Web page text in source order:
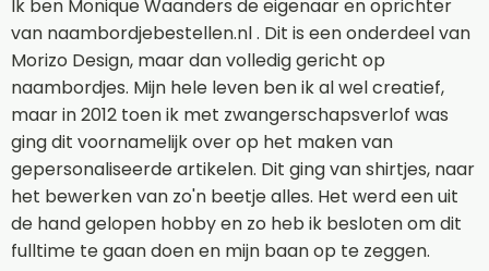
Ik ben Monique Waanders de eigenaar en oprichter
van naambordjebestellen.nl . Dit is een onderdeel van
Morizo Design, maar dan volledig gericht op
naambordjes. Mijn hele leven ben ik al wel creatief,
maar in 2012 toen ik met zwangerschapsverlof was
ging dit voornamelijk over op het maken van
gepersonaliseerde artikelen. Dit ging van shirtjes, naar
het bewerken van zo'n beetje alles. Het werd een uit
de hand gelopen hobby en zo heb ik besloten om dit
fulltime te gaan doen en mijn baan op te zeggen.